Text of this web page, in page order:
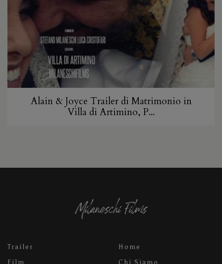
Alain & Joyce Trailer di Matrimonio in
Villa di Artimino, P...
Trailer
Film
Home
Chi Siamo